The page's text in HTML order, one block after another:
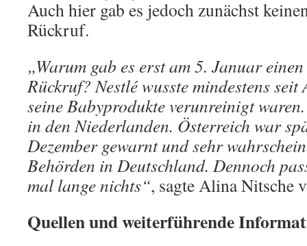
Auch hier gab es jedoch zunächst
Rückruf.
„Warum gab es erst am 5. Januar
Rückruf? Nestlé wusste mindestens seit
seine Babyprodukte verunreinigt
in den Niederlanden. Österreich war
Dezember gewarnt und sehr
Behörden in Deutschland. Dennoch
mal lange nichts“, sagte Alina Nitsche
Quellen und weiterführende